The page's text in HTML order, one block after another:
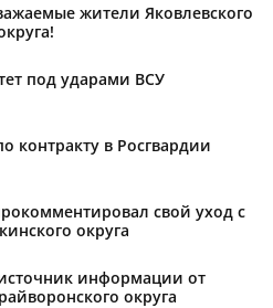
жители Яковлевского
под ударами ВСУ
контракту в Росгвардии
свой уход с
округа
информации от
округа